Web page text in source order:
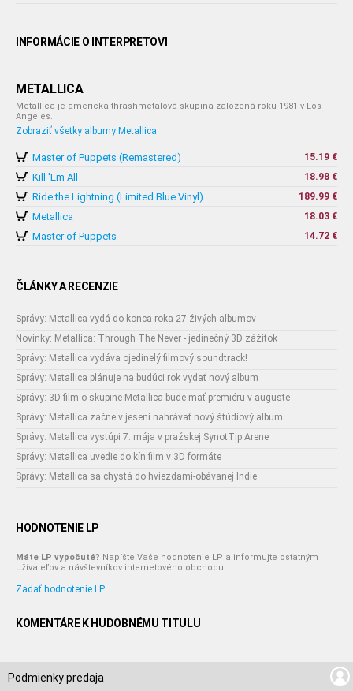
INFORMÁCIE O INTERPRETOVI
METALLICA
Metallica je americká thrashmetalová skupina založená roku 1981 v Los
Angeles.
Zobraziť všetky albumy Metallica
Master of Puppets (Remastered) 15.19 €
Kill 'Em All 18.98 €
Ride the Lightning (Limited Blue Vinyl) 189.99 €
Metallica 18.03 €
Master of Puppets 14.72 €
ČLÁNKY A RECENZIE
Správy: Metallica vydá do konca roka 27 živých albumov
Novinky: Metallica: Through The Never - jedinečný 3D zážitok
Správy: Metallica vydáva ojedinelý filmový soundtrack!
Správy: Metallica plánuje na budúci rok vydať nový album
Správy: 3D film o skupine Metallica bude mať premiéru v auguste
Správy: Metallica začne v jeseni nahrávať nový štúdiový album
Správy: Metallica vystúpi 7. mája v pražskej SynotTip Arene
Správy: Metallica uvedie do kín film v 3D formáte
Správy: Metallica sa chystá do hviezdami-obávanej Indie
HODNOTENIE LP
Máte LP vypočuté? Napíšte Vaše hodnotenie LP a informujte ostatným
užívateľov a návštevníkov internetového obchodu.
Zadať hodnotenie LP
KOMENTÁRE K HUDOBNÉMU TITULU
Podmienky predaja